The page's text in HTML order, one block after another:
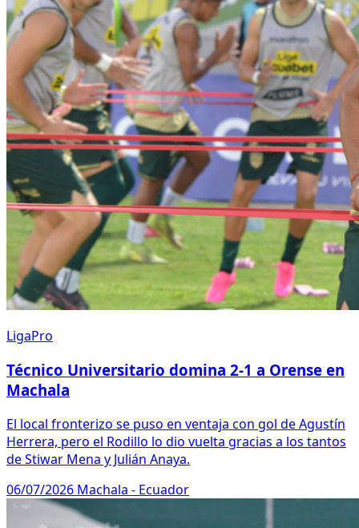
LigaPro
Técnico Universitario domina 2-1 a Orense en
Machala
El local fronterizo se puso en ventaja con gol de Agustín
Herrera, pero el Rodillo lo dio vuelta gracias a los tantos
de Stiwar Mena y Julián Anaya.
06/07/2026 Machala - Ecuador